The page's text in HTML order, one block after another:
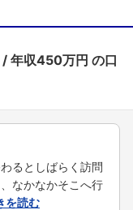
年収450万円 の口
るとしばらく訪問
なかなかそこへ行
を読む